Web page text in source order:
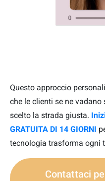
Questo approccio
che le clienti se ne
scelto la strada giusta.
GRATUITA DI 14 GIORNI
tecnologia trasforma ogni
Contattaci